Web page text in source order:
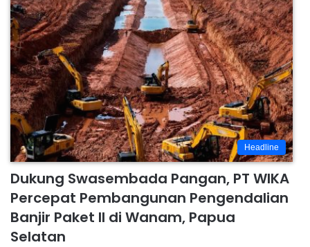
Headline
Dukung Swasembada Pangan, PT WIKA
Percepat Pembangunan Pengendalian
Banjir Paket II di Wanam, Papua
Selatan